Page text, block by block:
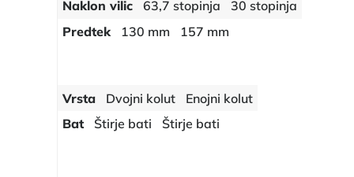
Naklon vilic 63,7 stopinja
30 stopinja
Predtek
130 mm 157 mm
Vrsta Dvojni kolut
Enojni kolut
Bat
Štirje bati Štirje bati